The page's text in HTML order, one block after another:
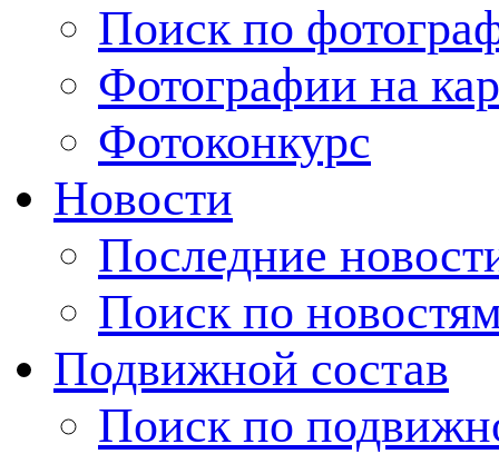
Поиск по
Фотографии на
Фотоконкурс
Новости
Последние
Поиск по
Подвижной состав
Поиск по